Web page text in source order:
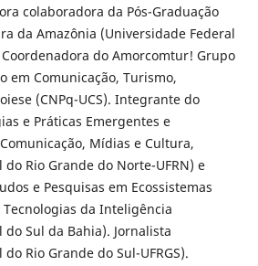
colaboradora da Pós-Graduação
da Amazônia (Universidade Federal
Coordenadora do Amorcomtur! Grupo
em Comunicação, Turismo,
(CNPq-UCS). Integrante do
e Práticas Emergentes e
Mídias e Cultura,
Rio Grande do Norte-UFRN) e
e Pesquisas em Ecossistemas
da Inteligência
Sul da Bahia). Jornalista
Rio Grande do Sul-UFRGS).